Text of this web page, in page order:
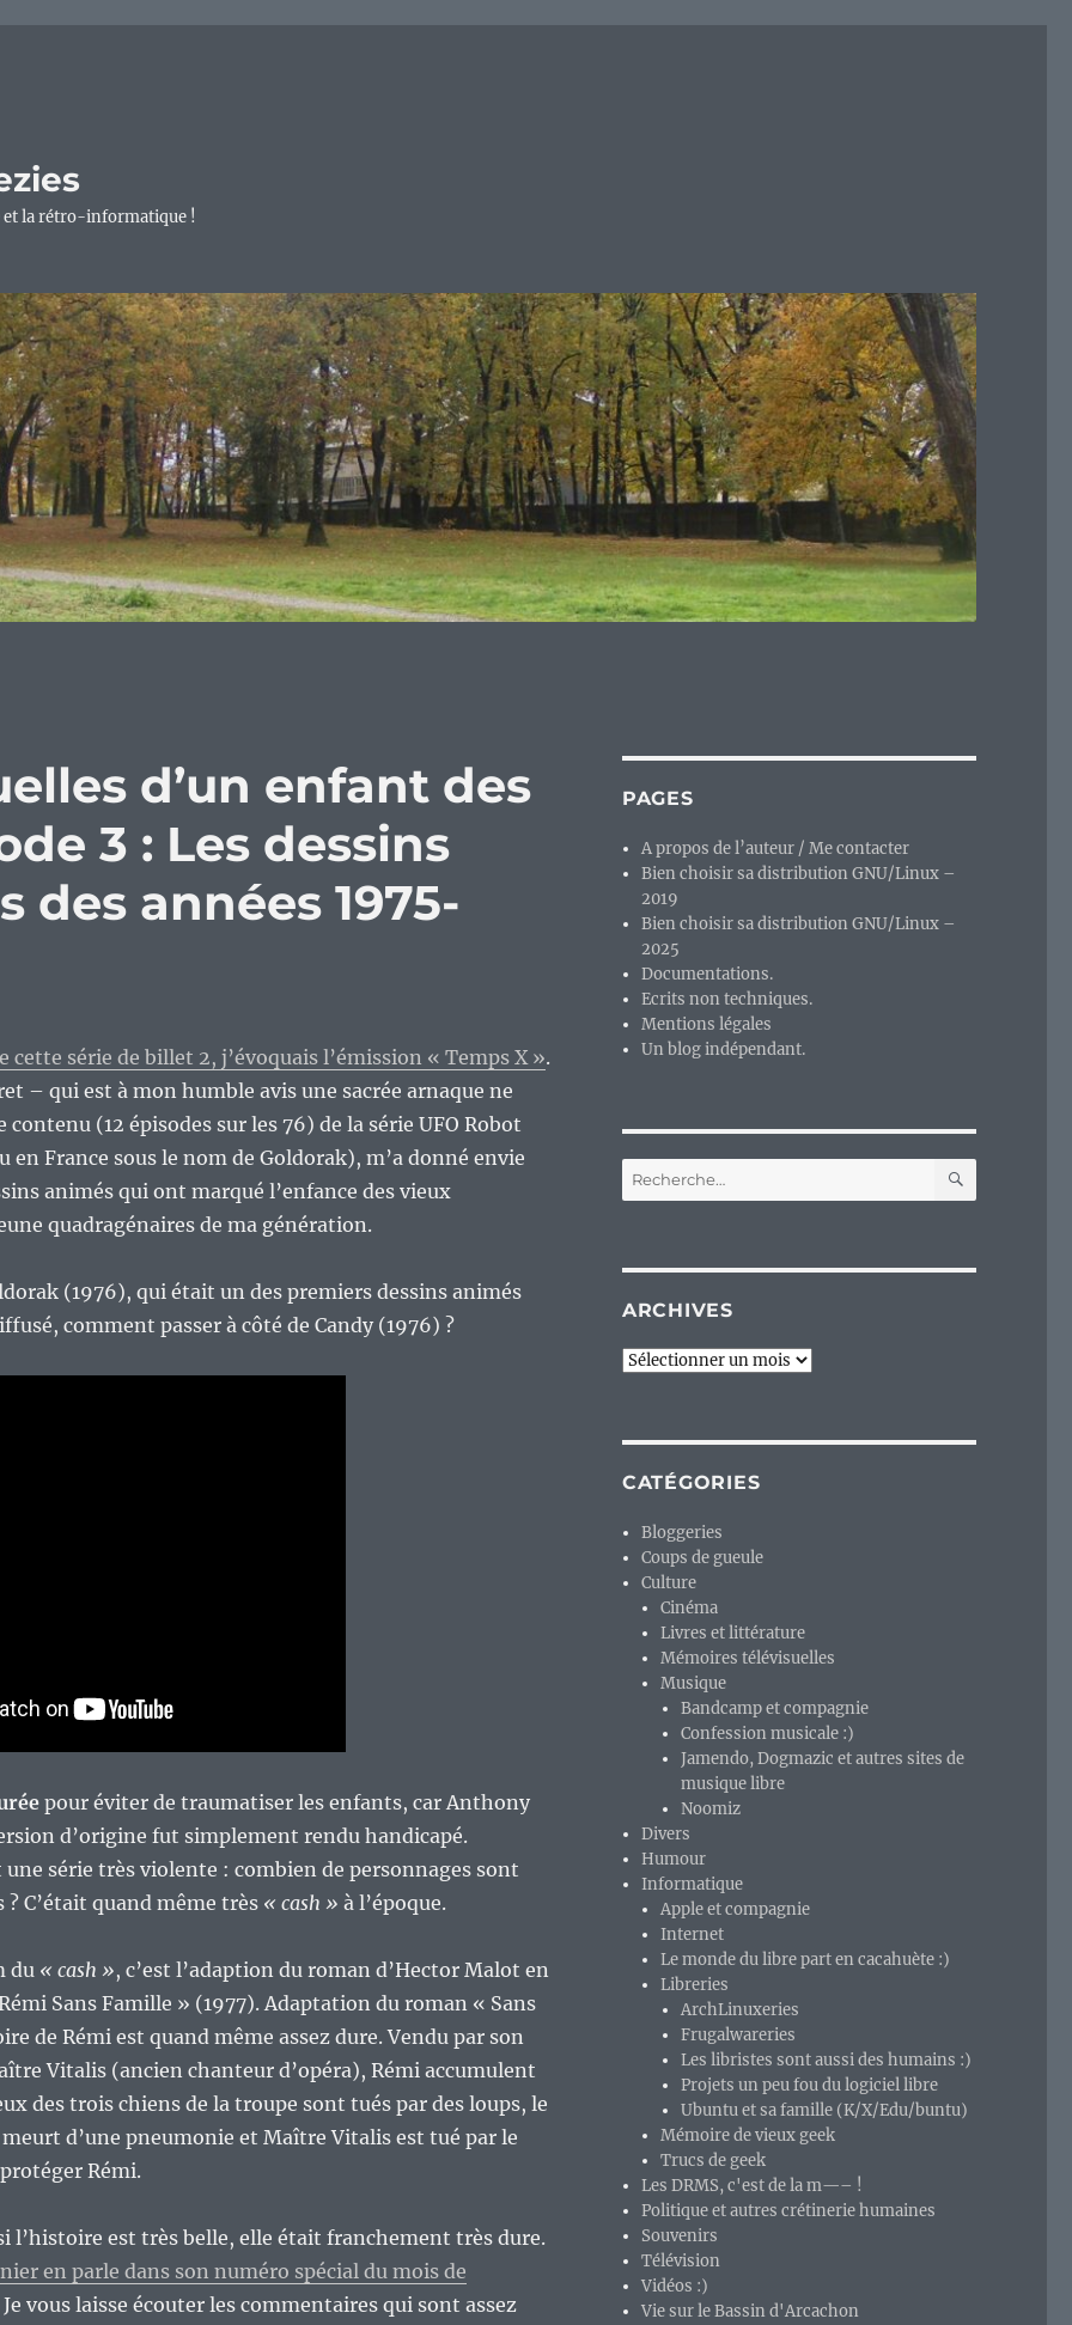
et la rétro-informatique !
d’un enfant des
3 : Les dessins
années 1975-
cette série de billet 2, j’évoquais l’émission « Temps X ».
– qui est à mon humble avis une sacrée arnaque ne
contenu (12 épisodes sur les 76) de la série UFO Robot
en France sous le nom de Goldorak), m’a donné envie
animés qui ont marqué l’enfance des vieux
quadragénaires de ma génération.
(1976), qui était un des premiers dessins animés
comment passer à côté de Candy (1976) ?
pour éviter de traumatiser les enfants, car Anthony
d’origine fut simplement rendu handicapé.
une série très violente : combien de personnages sont
C’était quand même très « cash » à l’époque.
du « cash », c’est l’adaption du roman d’Hector Malot en
Sans Famille » (1977). Adaptation du roman « Sans
de Rémi est quand même assez dure. Vendu par son
Vitalis (ancien chanteur d’opéra), Rémi accumulent
des trois chiens de la troupe sont tués par des loups, le
d’une pneumonie et Maître Vitalis est tué par le
Rémi.
l’histoire est très belle, elle était franchement très dure.
en parle dans son numéro spécial du mois de
Je vous laisse écouter les commentaires qui sont assez
PAGES
A propos de l’auteur / Me contacter
Bien choisir sa distribution GNU/Linux –
2019
Bien choisir sa distribution GNU/Linux –
2025
Documentations.
Ecrits non techniques.
Mentions légales
Un blog indépendant.
Recherche
pour :
ARCHIVES
Archives
CATÉGORIES
Bloggeries
Coups de gueule
Culture
Cinéma
Livres et littérature
Mémoires télévisuelles
Musique
Bandcamp et compagnie
Confession musicale :)
Jamendo, Dogmazic et autres sites de
musique libre
Noomiz
Divers
Humour
Informatique
Apple et compagnie
Internet
Le monde du libre part en cacahuète :)
Libreries
ArchLinuxeries
Frugalwareries
Les libristes sont aussi des humains :)
Projets un peu fou du logiciel libre
Ubuntu et sa famille (K/X/Edu/buntu)
Mémoire de vieux geek
Trucs de geek
Les DRMS, c'est de la m—– !
Politique et autres crétinerie humaines
Souvenirs
Télévision
Vidéos :)
Vie sur le Bassin d'Arcachon